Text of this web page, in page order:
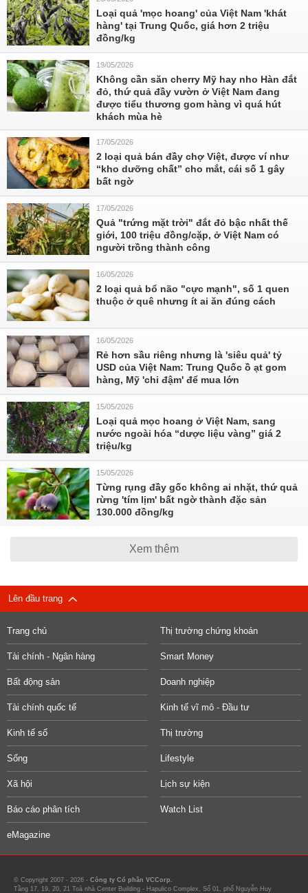
Loại quả 'mọc hoang' của Việt Nam 'khát
hàng' tại Trung Quốc, giá hơn 2 triệu
đồng/kg
19/05/2026
Không cần săn cherry Mỹ hay nho Hàn đắt
đỏ, thứ quả đầy vườn ở Việt Nam đang
được tiểu thương gom hàng vì quá hút
khách mùa hè
17/05/2026
2 loại quả bán đầy chợ Việt, được ví như
“kho dưỡng chất” cho mắt, cái số 1 gây
bất ngờ
17/05/2026
Quả "trứng mặt trời" đắt đỏ bậc nhất thế
giới, 100 triệu đồng/cặp, ở Việt Nam có
người trồng thành công
16/05/2026
2 loại quả bổ não "cực mạnh", số 1 quen
thuộc ở quê nhưng ít ai ăn đúng cách
16/05/2026
Rẻ hơn sầu riêng nhưng là 'siêu quả' tỷ
USD của Việt Nam: Trung Quốc ồ ạt gom
hàng, Mỹ 'chi đậm' để mua lớn
15/05/2026
Loại quả mọc hoang ở Việt Nam, sang
nước ngoài hóa “dược liệu vàng” giá 2
triệu/kg
15/05/2026
Từng rụng đầy gốc không ai nhặt, thứ quả
rừng 'tím lịm' bất ngờ thành đặc sản
130.000 đồng/kg
Xem thêm
Lên đầu trang
Trang chủ Thị trường chứng khoán
Tài chính - Ngân hàng Smart Money
Bất động sản Doanh nghiệp
Tài chính quốc tế Kinh tế vĩ mô - Đầu tư
Kinh tế số Thị trường
Sống Lifestyle
Xã hội Lịch sự kiện
Báo cáo phân tích Watch List
eMagazine
© Copyright 2007 - 2026 - Công ty Cổ phần VCCorp.
Tầng 17, 19, 20, 21 Toà nhà Center Building - Hapulico Complex, Số 01, phố Nguyễn Huy